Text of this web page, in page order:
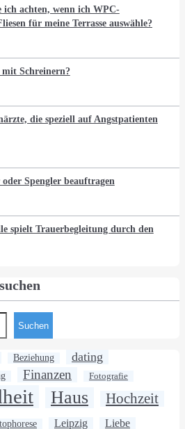
ich achten, wenn ich WPC-
für meine Terrasse auswähle?
Schreinern?
die speziell auf Angstpatienten
oder Spengler beauftragen
spielt Trauerbegleitung durch den
Suchen
Beziehung
dating
Finanzen Fotografie
Haus Hochzeit
Leipzig Liebe